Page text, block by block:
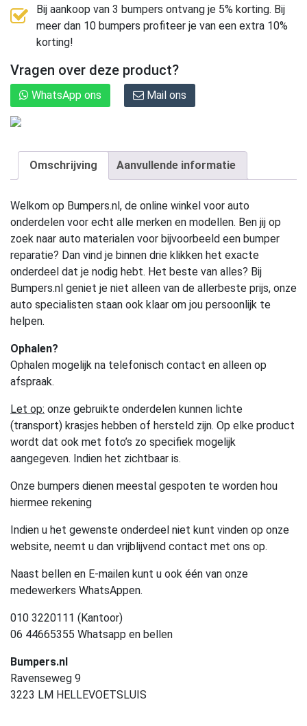
Bij aankoop van 3 bumpers ontvang je 5% korting. Bij
meer dan 10 bumpers profiteer je van een extra 10%
korting!
Vragen over deze product?
WhatsApp ons Mail ons
Omschrijving Aanvullende informatie
Welkom op Bumpers.nl, de online winkel voor auto
onderdelen voor echt alle merken en modellen. Ben jij op
zoek naar auto materialen voor bijvoorbeeld een bumper
reparatie? Dan vind je binnen drie klikken het exacte
onderdeel dat je nodig hebt. Het beste van alles? Bij
Bumpers.nl geniet je niet alleen van de allerbeste prijs, onze
auto specialisten staan ook klaar om jou persoonlijk te
helpen.
Ophalen?
Ophalen mogelijk na telefonisch contact en alleen op
afspraak.
Let op: onze gebruikte onderdelen kunnen lichte
(transport) krasjes hebben of hersteld zijn. Op elke product
wordt dat ook met foto’s zo specifiek mogelijk
aangegeven. Indien het zichtbaar is.
Onze bumpers dienen meestal gespoten te worden hou
hiermee rekening
Indien u het gewenste onderdeel niet kunt vinden op onze
website, neemt u dan vrijblijvend contact met ons op.
Naast bellen en E-mailen kunt u ook één van onze
medewerkers WhatsAppen.
010 3220111 (Kantoor)
06 44665355 Whatsapp en bellen
Bumpers.nl
Ravenseweg 9
3223 LM HELLEVOETSLUIS